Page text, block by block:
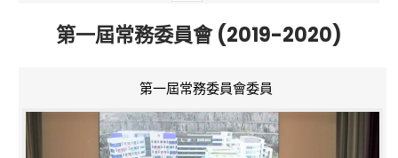
第一屆常務委員會 (2019-2020)
第一屆常務委員會委員